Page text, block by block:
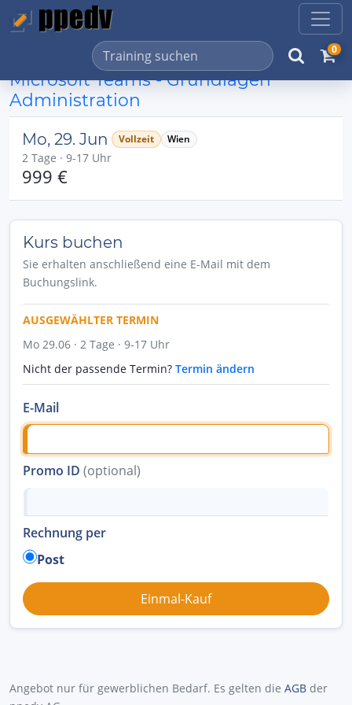
0
Microsoft Teams - Grundlagen
Administration
Mo, 29. Jun Vollzeit Wien
2 Tage · 9-17 Uhr
999 €
Kurs buchen
Sie erhalten anschließend eine E-Mail mit dem
Buchungslink.
AUSGEWÄHLTER TERMIN
Mo 29.06 · 2 Tage · 9-17 Uhr
Nicht der passende Termin? Termin ändern
E-Mail
Promo ID (optional)
Rechnung per
Post
Angebot nur für gewerblichen Bedarf. Es gelten die AGB der